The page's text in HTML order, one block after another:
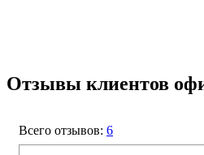
Отзывы клиентов
Всего отзывов: 6